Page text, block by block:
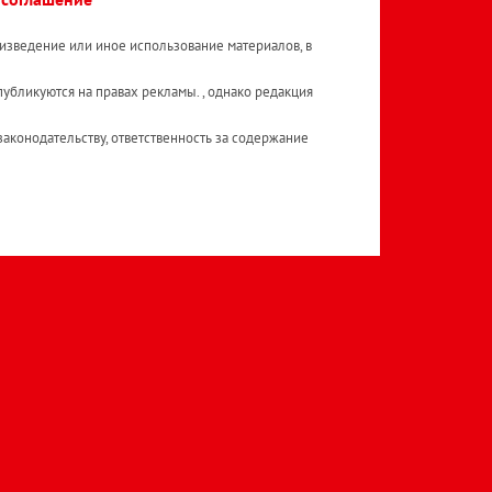
или иное использование материалов, в
на правах рекламы. , однако редакция
ответственность за содержание